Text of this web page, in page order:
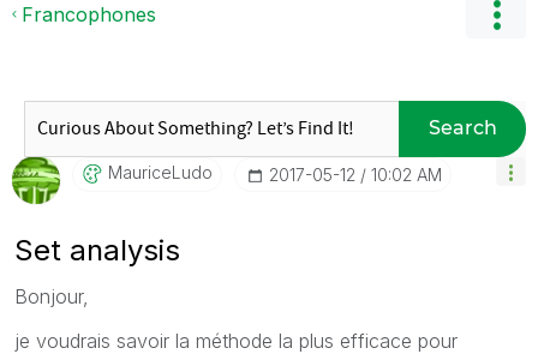
Francophones
Search
MauriceLudo ‎2017-05-12 10:02 AM
Set analysis
Bonjour,
je voudrais savoir la méthode la plus efficace pour